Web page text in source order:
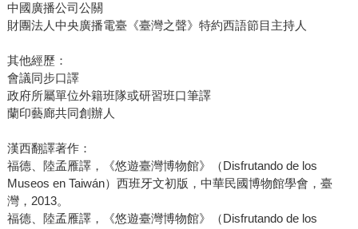
中國廣播公司公關
財團法人中央廣播電臺《臺灣之聲》特約西語節目主持人
其他經歷：
會議同步口譯
政府所屬單位外籍班隊或研習班口筆譯
蘭印藝廊共同創辦人
漢西翻譯著作：
福德、陸孟雁譯，《悠遊臺灣博物館》（Disfrutando de los
Museos en Taiwán）西班牙文初版，中華民國博物館學會，臺
灣，2013。
福德、陸孟雁譯，《悠遊臺灣博物館》（Disfrutando de los